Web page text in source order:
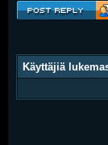
Käyttäjiä